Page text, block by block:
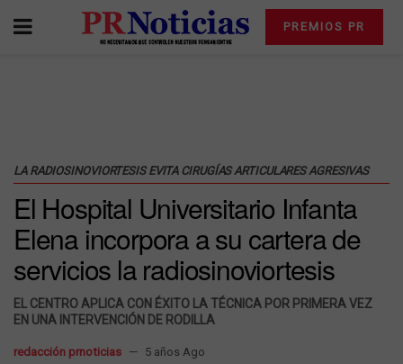
PREMIOS PR
LA RADIOSINOVIORTESIS EVITA CIRUGÍAS ARTICULARES AGRESIVAS
El Hospital Universitario Infanta
Elena incorpora a su cartera de
servicios la radiosinoviortesis
EL CENTRO APLICA CON ÉXITO LA TÉCNICA POR PRIMERA VEZ
EN UNA INTERVENCIÓN DE RODILLA
redacción prnoticias 5 años Ago